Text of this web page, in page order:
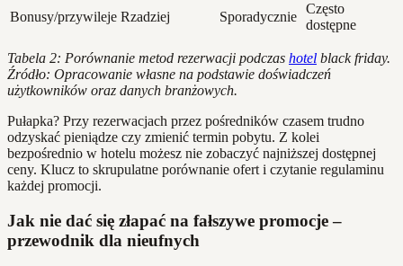
Bonusy/przywileje Rzadziej Sporadycznie
Często
dostępne
Tabela 2: Porównanie metod rezerwacji podczas hotel black friday.
Źródło: Opracowanie własne na podstawie doświadczeń
użytkowników oraz danych branżowych.
Pułapka? Przy rezerwacjach przez pośredników czasem trudno
odzyskać pieniądze czy zmienić termin pobytu. Z kolei
bezpośrednio w hotelu możesz nie zobaczyć najniższej dostępnej
ceny. Klucz to skrupulatne porównanie ofert i czytanie regulaminu
każdej promocji.
Jak nie dać się złapać na fałszywe promocje –
przewodnik dla nieufnych